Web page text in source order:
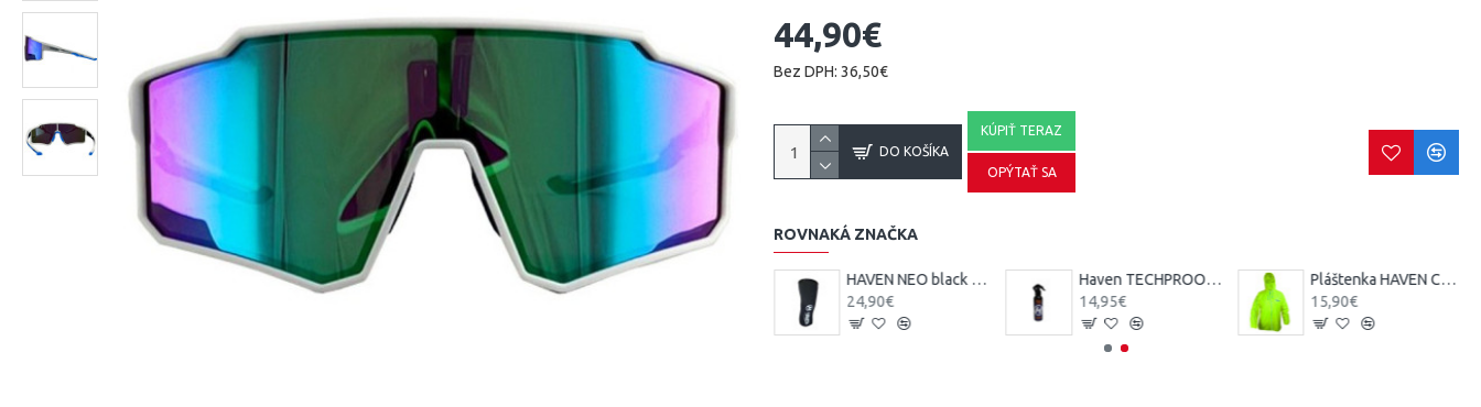
44,90€
Bez DPH: 36,50€
DO KOŠÍKA
KÚPIŤ TERAZ
OPÝTAŤ SA
ROVNAKÁ ZNAČKA
HAVEN NEO black návleky na kolena
24,90€
Haven TECHPROOF 200ml impregnácia
14,95€
Pláštenka HAVEN CLASSIC reflective
15,90€